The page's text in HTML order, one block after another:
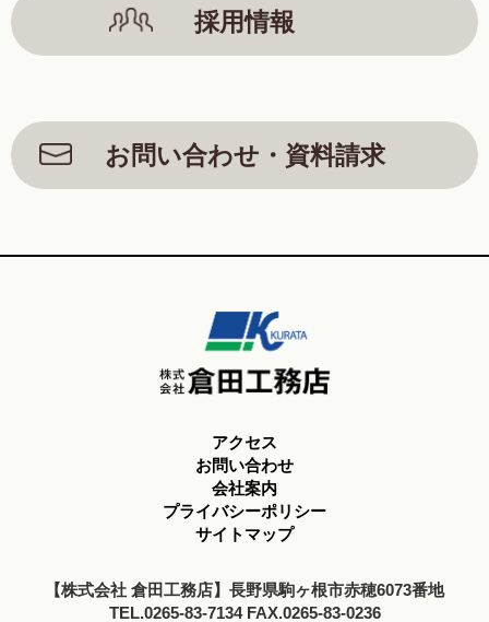
採用情報
お問い合わせ・資料請求
アクセス
お問い合わせ
会社案内
プライバシーポリシー
サイトマップ
【株式会社 倉田工務店】長野県駒ヶ根市赤穂6073番地
TEL.0265-83-7134 FAX.0265-83-0236